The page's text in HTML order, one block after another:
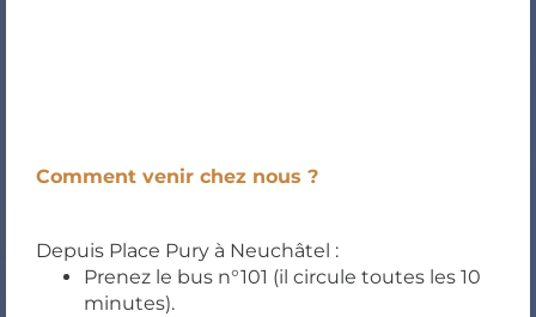
Comment venir chez nous ?
Depuis Place Pury à Neuchâtel :
Prenez le bus n°101 (il circule toutes les 10
minutes).